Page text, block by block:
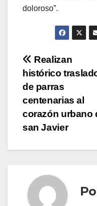
doloroso”.
de
entradas
Realizan
histórico
de parras
centenarias al
corazón urbano
san Javier